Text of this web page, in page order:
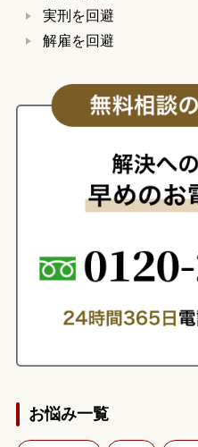
実刑を回避
解雇を回避
お悩み一覧